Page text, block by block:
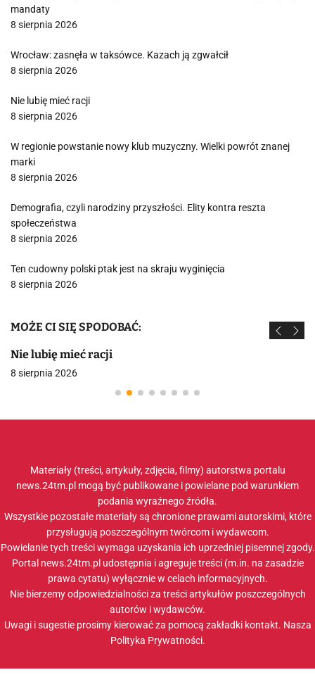
mandaty
8 sierpnia 2026
Wrocław: zasnęła w taksówce. Kazach ją zgwałcił
8 sierpnia 2026
Nie lubię mieć racji
8 sierpnia 2026
W regionie powstanie nowy klub muzyczny. Wielki powrót znanej
marki
8 sierpnia 2026
Demografia, czyli narodziny przyszłości. Elity kontra reszta
społeczeństwa
8 sierpnia 2026
Ten cudowny polski ptak jest na skraju wyginięcia
8 sierpnia 2026
MOŻE CI SIĘ SPODOBAĆ:
Nie lubię mieć racji
8 sierpnia 2026
Materiały (treści, artykuły, zdjęcia, filmy) autorstwa portalu
news.24tm.pl mogą być publikowane i powielane pod warunkiem
podania wyraźnego źródła.
Wszystkie pozostałe materiały są chronione prawami autorskimi, które
przysługują poszczególnym twórcom i wydawcom.
Powielanie tych treści wymaga uzyskania ich uprzedniej pisemnej zgody.
Portal news.24tm.pl udostępnia i agreguje treści (m.in. na zasadzie
prawa cytatu) wyłącznie w celach informacyjnych.
Nie bierzemy odpowiedzialności za treści artykułów poszczególnych
autorów i wydawców.
Uwagi i sugestie prosimy kierować za pomocą zakładki kontakt. Nasza
Polityka Prywatności.